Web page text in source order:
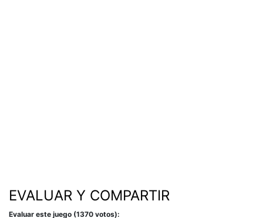
EVALUAR Y COMPARTIR
Evaluar este juego (1370 votos):